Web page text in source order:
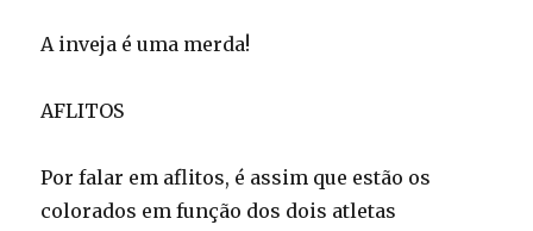
A inveja é uma merda!
AFLITOS
Por falar em aflitos, é assim que estão os
colorados em função dos dois atletas